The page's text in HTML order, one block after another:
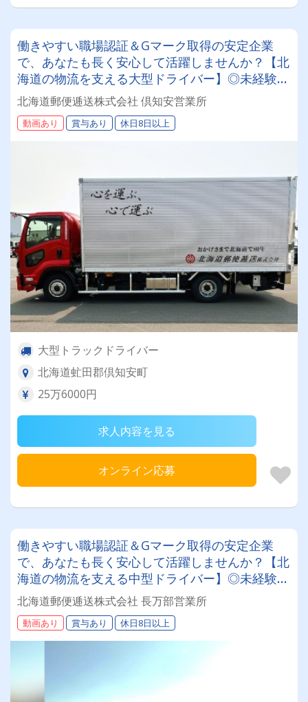
働きやすい職場認証＆Gマーク取得の安定企業
で、あなたも長く安心して活躍しませんか？【北
海道の物流を支える大型ドライバー】◎未経験歓
迎◎残業月平均8～9時間◎賞与年3回（昨年度実
績：計4.05ヶ月分）◎カゴ台車メイン
北海道郵便逓送株式会社 倶知安営業所
動画あり 賞与あり 休日8日以上
大型トラックドライバー
北海道虻田郡倶知安町
25万6000円
求人内容を見る
オンライン応募
働きやすい職場認証＆Gマーク取得の安定企業
で、あなたも長く安心して活躍しませんか？【北
海道の物流を支える中型ドライバー】◎未経験歓
迎◎残業月平均8～9時間◎賞与年3回（昨年度実
績：計4.05ヶ月分）◎カゴ台車メイン
北海道郵便逓送株式会社 長万部営業所
動画あり 賞与あり 休日8日以上